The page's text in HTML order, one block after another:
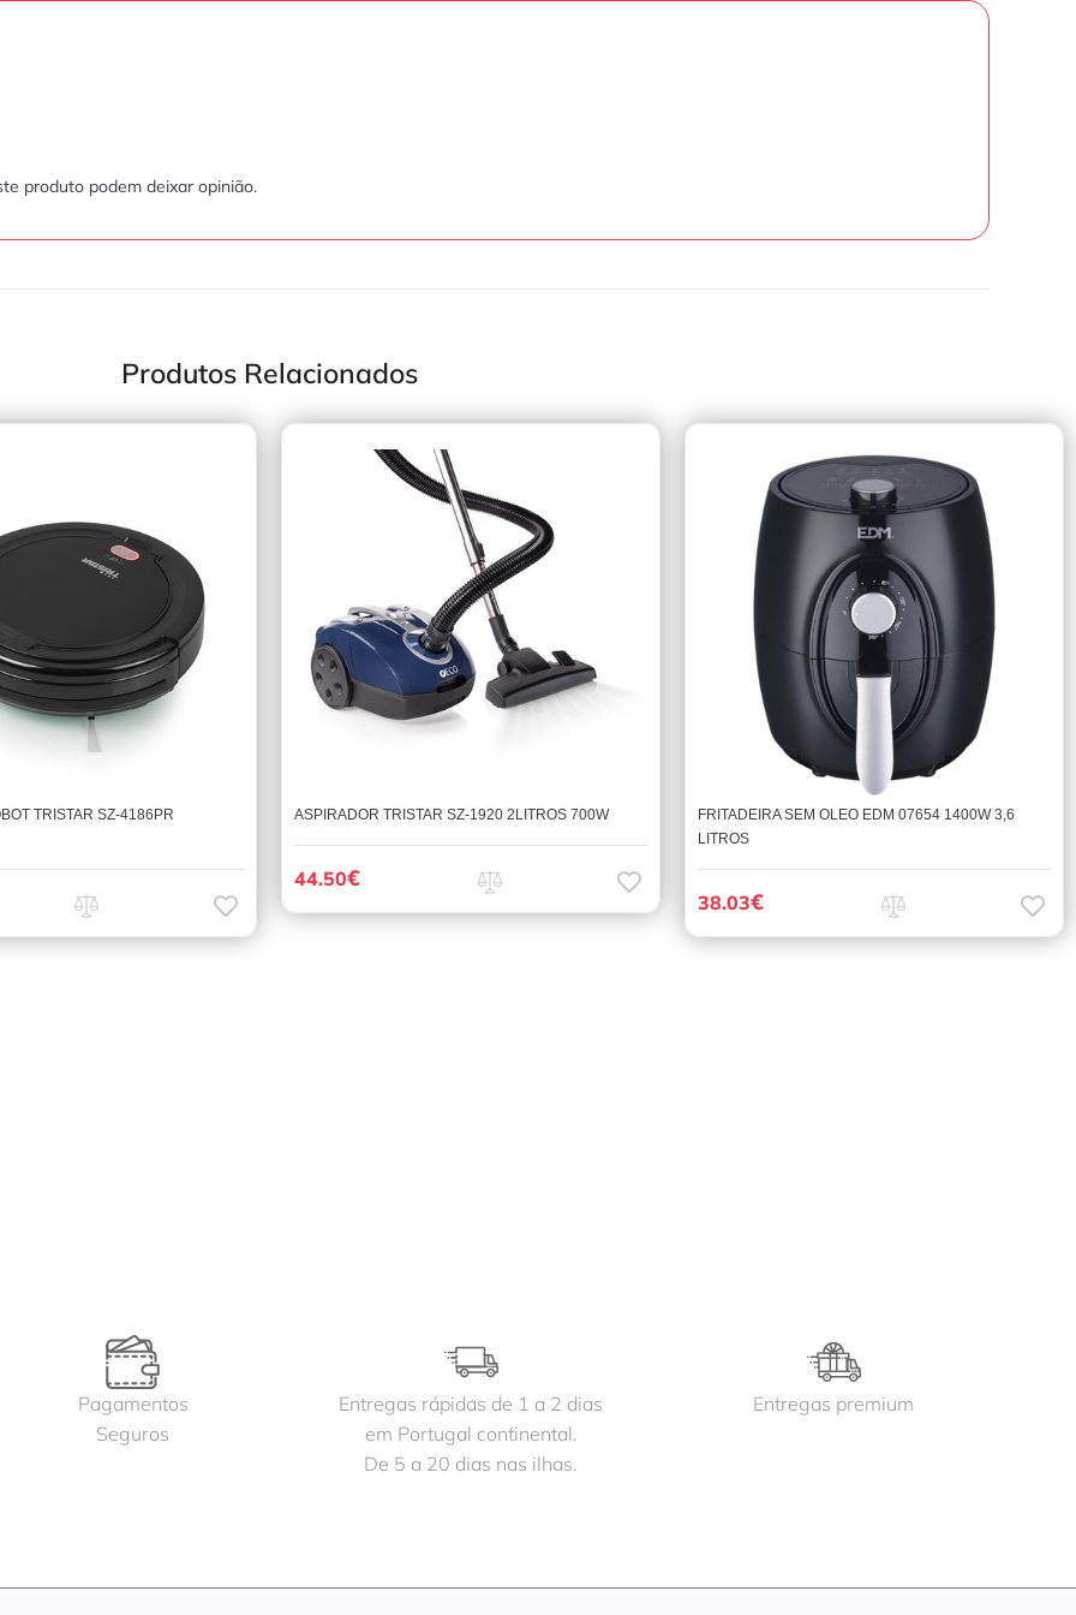
produto podem deixar opinião.
Produtos Relacionados
TRISTAR SZ-4186PR
ASPIRADOR TRISTAR SZ-1920 2LITROS 700W
44.50€
FRITADEIRA SEM OLEO EDM 07654 1400W 3,6
LITROS
38.03€
Pagamentos
Seguros
Entregas rápidas de 1 a 2 dias
em Portugal continental.
De 5 a 20 dias nas ilhas.
Entregas premium